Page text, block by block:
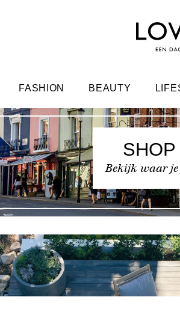
FASHION BEAUTY
Bekijk waar